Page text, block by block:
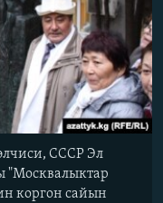
СССР Эл
"Москвалыктар
коргон сайын